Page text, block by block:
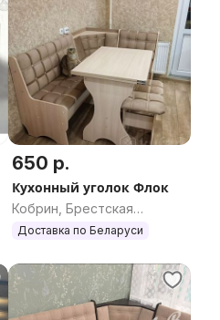
650 р.
Кухонный уголок Флок
Кобрин, Брестская
область
Доставка по Беларуси